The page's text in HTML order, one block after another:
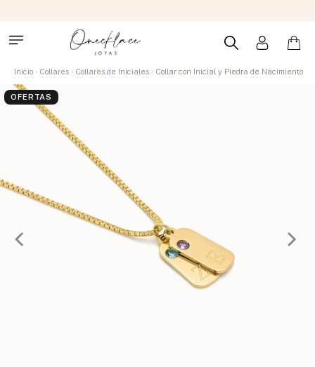
Inicio Collares Collares de Iniciales Collar con Inicial y Piedra de Nacimiento
OFERTAS